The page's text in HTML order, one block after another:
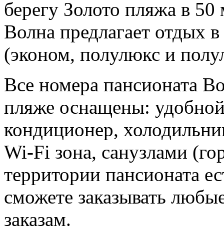
берегу Золото пляжа в
Волна предлагает отдых
(эконом, полулюкс и
Все номера пансионата
пляже оснащены:
кондиционер,
Wi-Fi зона, санузлами
территории пансионата
сможете заказывать
заказам.